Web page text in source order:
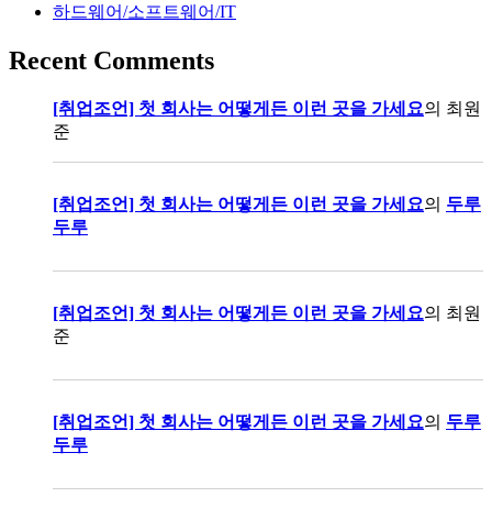
하드웨어/소프트웨어/IT
Recent Comments
[취업조언] 첫 회사는 어떻게든 이런 곳을 가세요의 최원
준
[취업조언] 첫 회사는 어떻게든 이런 곳을 가세요의 두루
두루
[취업조언] 첫 회사는 어떻게든 이런 곳을 가세요의 최원
준
[취업조언] 첫 회사는 어떻게든 이런 곳을 가세요의 두루
두루